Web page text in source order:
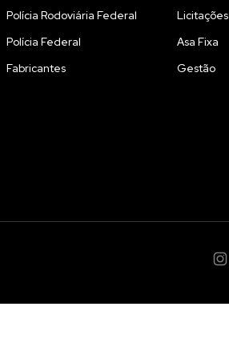
Polícia Rodoviária Federal
Polícia Federal
Fabricantes
Licitações
Asa Fixa
Gestão